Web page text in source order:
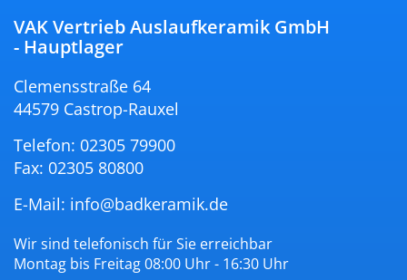
VAK Vertrieb Auslaufkeramik GmbH
- Hauptlager
Clemensstraße 64
44579 Castrop-Rauxel
Telefon: 02305 79900
Fax: 02305 80800
E-Mail: info@badkeramik.de
Wir sind telefonisch für Sie erreichbar
Montag bis Freitag 08:00 Uhr - 16:30 Uhr